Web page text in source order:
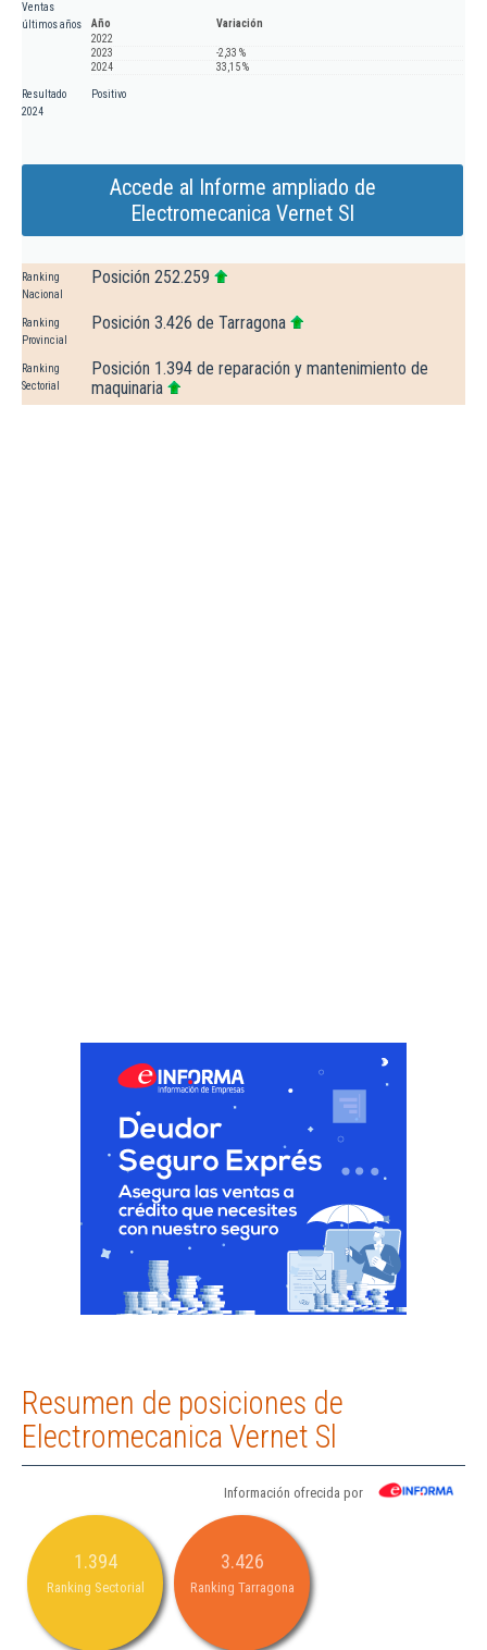
Ventas
últimos años
Año
Variación
2022
2023
-2,33 %
2024
33,15 %
Resultado
2024
Positivo
Accede al Informe ampliado de
Electromecanica Vernet Sl
Ranking
Nacional
Posición 252.259
Ranking
Provincial
Posición 3.426 de Tarragona
Ranking
Sectorial
Posición 1.394 de reparación y mantenimiento de
maquinaria
Resumen de posiciones de
Electromecanica Vernet Sl
Información ofrecida por
1.394
Ranking Sectorial
3.426
Ranking Tarragona